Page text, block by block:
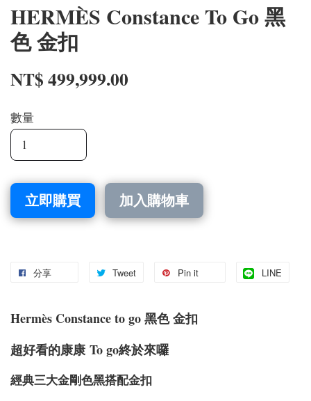
HERMÈS Constance To Go 黑
色 金扣
NT$ 499,999.00
數量
立即購買 加入購物車
分享 Tweet Pin it LINE
Hermès Constanceto go 黑色 金扣
超好看的康康To go終於來囉
經典三大金剛色黑搭配金扣